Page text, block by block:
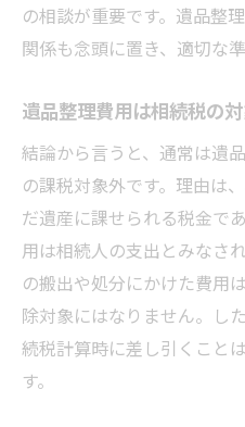
の相談が重要です。遺品整
関係も念頭に置き、適切な
遺品整理費用は相続税の
結論から言うと、通常は遺
の課税対象外です。理由は
だ遺産に課せられる税金で
用は相続人の支出とみなさ
の搬出や処分にかけた費用
除対象にはなりません。し
続税計算時に差し引くこと
す。